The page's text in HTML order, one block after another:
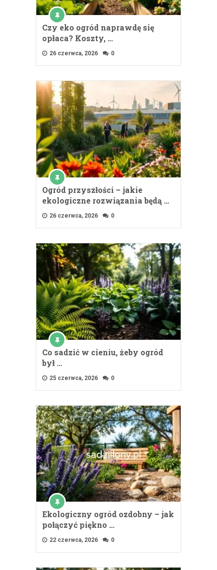
Czy eko ogród naprawdę się
opłaca? Koszty, …
26 czerwca, 2026 0
Ogród przyszłości – jakie
ekologiczne rozwiązania będą …
26 czerwca, 2026 0
Co sadzić w cieniu, żeby ogród
był …
25 czerwca, 2026 0
Ekologiczny ogród ozdobny – jak
połączyć piękno …
22 czerwca, 2026 0